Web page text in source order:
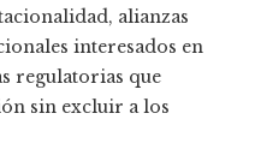
alianzas
interesados en
regulatorias que
sin excluir a los